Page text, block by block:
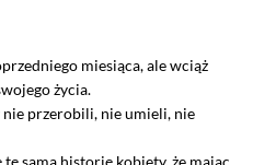
miesiąca, ale wciąż
życia.
przerobili, nie umieli, nie
samą historię kobiety, że mając